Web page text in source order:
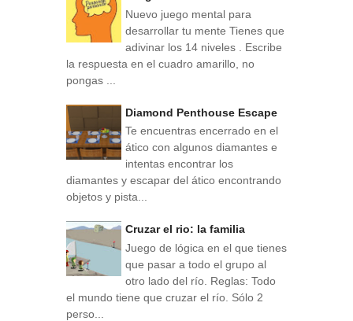
Nuevo juego mental para
desarrollar tu mente Tienes que
adivinar los 14 niveles . Escribe
la respuesta en el cuadro amarillo, no
pongas ...
Diamond Penthouse Escape
Te encuentras encerrado en el
ático con algunos diamantes e
intentas encontrar los
diamantes y escapar del ático encontrando
objetos y pista...
Cruzar el rio: la familia
Juego de lógica en el que tienes
que pasar a todo el grupo al
otro lado del río. Reglas: Todo
el mundo tiene que cruzar el río. Sólo 2
perso...